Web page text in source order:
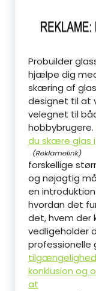
Probuilder
hjælpe dig
skæring af
designet til at
velegnet til
hobbybrugere.
du skære glas i
forskellige
og nøjagtig
en
hvordan det
det, hvem der
vedligeholder
professionelle
konklusion og
at